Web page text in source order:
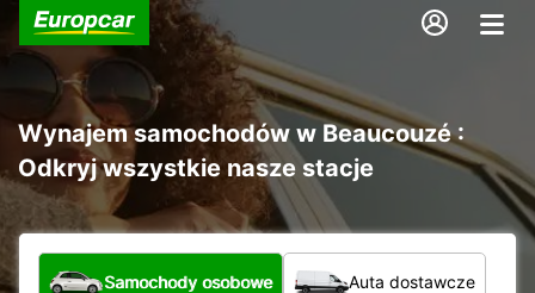
Wynajem samochodów w Beaucouzé :
Odkryj wszystkie nasze stacje
Jaki typ pojazdu?
Samochody osobowe Auta dostawcze